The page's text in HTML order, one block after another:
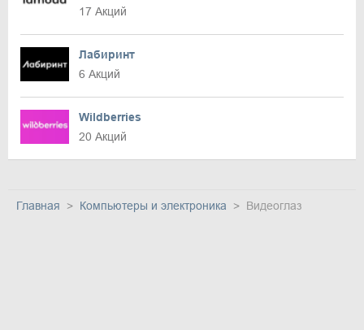
17 Акций
Лабиринт
6 Акций
Wildberries
20 Акций
Главная Компьютеры и электроника Видеоглаз